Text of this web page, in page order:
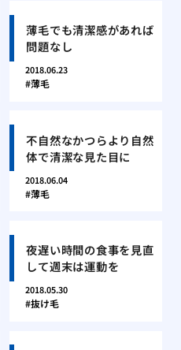
薄毛でも清潔感があれば
問題なし
2018.06.23
薄毛
不自然なかつらより自然
体で清潔な見た目に
2018.06.04
薄毛
夜遅い時間の食事を見直
して週末は運動を
2018.05.30
抜け毛